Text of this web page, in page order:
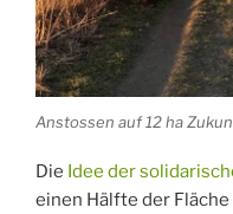
Anstossen auf 12 ha
Die Idee der
einen Hälfte der